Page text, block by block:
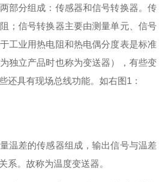
部分组成：传感器和信号转换器。传
；信号转换器主要由测量单元、信号
工业用热电阻和热电偶分度表是标准
独立产品时也称为变送器），有些变
还具有现场总线功能。如右图1：
温差的传感器组成，输出信号与温差
系。故称为温度变送器。